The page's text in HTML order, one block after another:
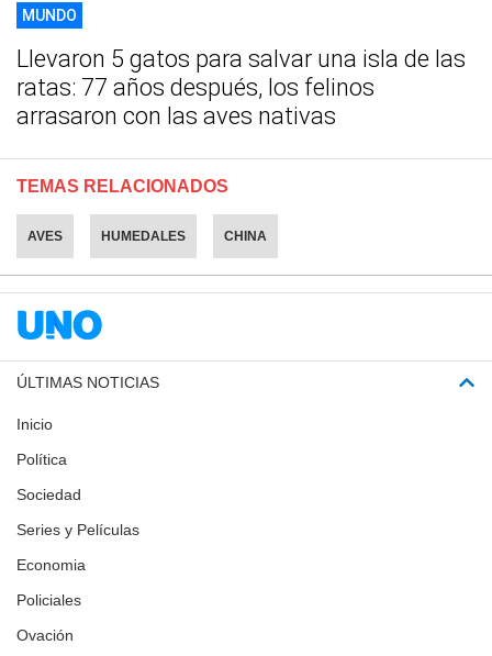
MUNDO
Llevaron 5 gatos para salvar una isla de las
ratas: 77 años después, los felinos
arrasaron con las aves nativas
TEMAS RELACIONADOS
AVES HUMEDALES CHINA
ÚLTIMAS NOTICIAS
Inicio
Política
Sociedad
Series y Películas
Economia
Policiales
Ovación